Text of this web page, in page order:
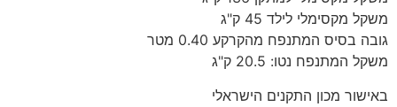
משקל מקסימלי לילד 45 ק"ג
גובה בסיס המתנפח מהקרקע 0.40 מטר
משקל המתנפח נטו: 20.5 ק"ג
באישור מכון התקנים הישראלי